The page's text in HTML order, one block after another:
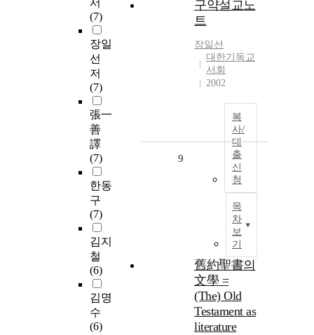
서
(7)
장일
선
저
(7)
張一
善
譯
(7)
한동
구
(7)
김지
철
(6)
김명
수
(6)
구약설교노
트
장일선
대한기독교
서회
2002
복
사/
대
출
신
청
목
차
보
기
9
舊約聖書의
文學 =
(The) Old
Testament as
literature